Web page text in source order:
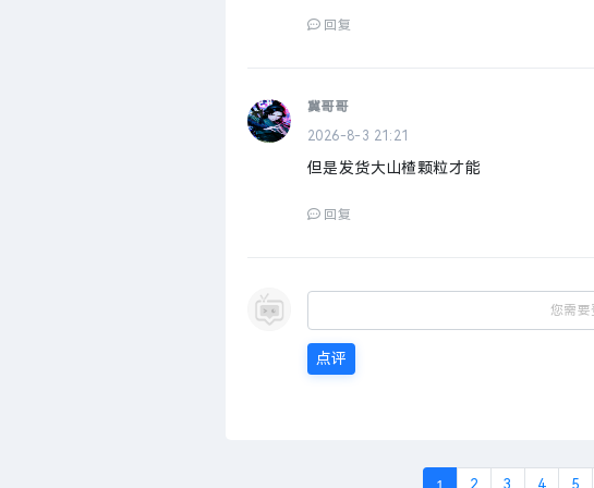
回复
冀哥哥
2026-8-3 21:21
但是发货大山楂颗粒才能
回复
您需
点评
2 3 4 5